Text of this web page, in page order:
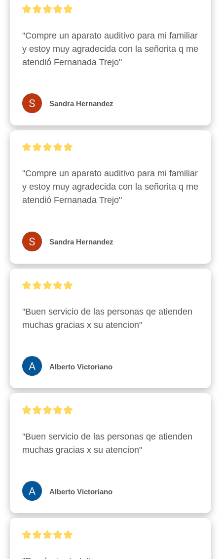
"Compre un aparato auditivo para mi familiar
y estoy muy agradecida con la señorita q me
atendió Fernanada Trejo"
Sandra Hernandez
"Compre un aparato auditivo para mi familiar
y estoy muy agradecida con la señorita q me
atendió Fernanada Trejo"
Sandra Hernandez
"Buen servicio de las personas qe atienden
muchas gracias x su atencion"
Alberto Victoriano
"Buen servicio de las personas qe atienden
muchas gracias x su atencion"
Alberto Victoriano